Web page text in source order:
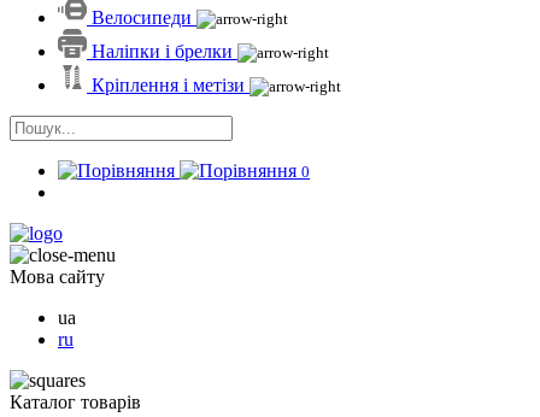
Велосипеди
Наліпки і брелки
Кріплення і метізи
0
Мова сайту
ua
ru
Каталог товарів